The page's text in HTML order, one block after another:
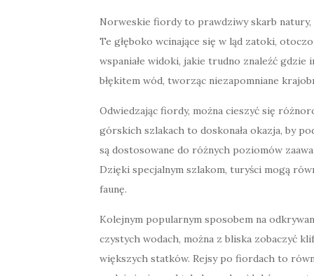
Norweskie fiordy to prawdziwy skarb
Te głęboko wcinające się w ląd zatoki,
wspaniałe widoki, jakie trudno znaleźć
błękitem wód, tworząc niezapomniane
Odwiedzając fiordy, można cieszyć się
górskich szlakach to doskonała okazja, by
są dostosowane do różnych poziomów
Dzięki specjalnym szlakom, turyści mogą
faunę.
Kolejnym popularnym sposobem na
czystych wodach, można z bliska zobaczyć
większych statków. Rejsy po fiordach to